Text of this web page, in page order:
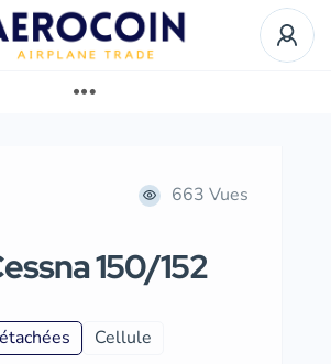
663 Vues
150/152
Cellule